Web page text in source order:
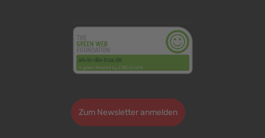
Zum Newsletter anmelden